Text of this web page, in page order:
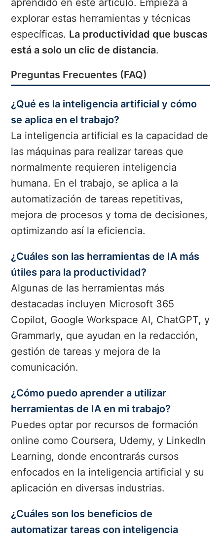
explorar estas herramientas y técnicas
específicas. La productividad que buscas
está a solo un clic de distancia.
Preguntas Frecuentes (FAQ)
¿Qué es la inteligencia artificial y cómo
se aplica en el trabajo?
La inteligencia artificial es la capacidad de
las máquinas para realizar tareas que
normalmente requieren inteligencia
humana. En el trabajo, se aplica a la
automatización de tareas repetitivas,
mejora de procesos y toma de decisiones,
optimizando así la eficiencia.
¿Cuáles son las herramientas de IA más
útiles para la productividad?
Algunas de las herramientas más
destacadas incluyen Microsoft 365
Copilot, Google Workspace AI, ChatGPT, y
Grammarly, que ayudan en la redacción,
gestión de tareas y mejora de la
comunicación.
¿Cómo puedo aprender a utilizar
herramientas de IA en mi trabajo?
Puedes optar por recursos de formación
online como Coursera, Udemy, y LinkedIn
Learning, donde encontrarás cursos
enfocados en la inteligencia artificial y su
aplicación en diversas industrias.
¿Cuáles son los beneficios de
automatizar tareas con inteligencia